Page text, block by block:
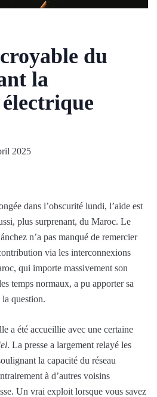
du
la
2025
dans l’obscurité lundi, l’aide est
plus surprenant, du Maroc. Le
n’a pas manqué de remercier
via les interconnexions
qui importe massivement son
temps normaux, a pu apporter sa
question.
a été accueillie avec une certaine
. La presse a largement relayé les
la capacité du réseau
à d’autres voisins
Un vrai exploit lorsque vous savez